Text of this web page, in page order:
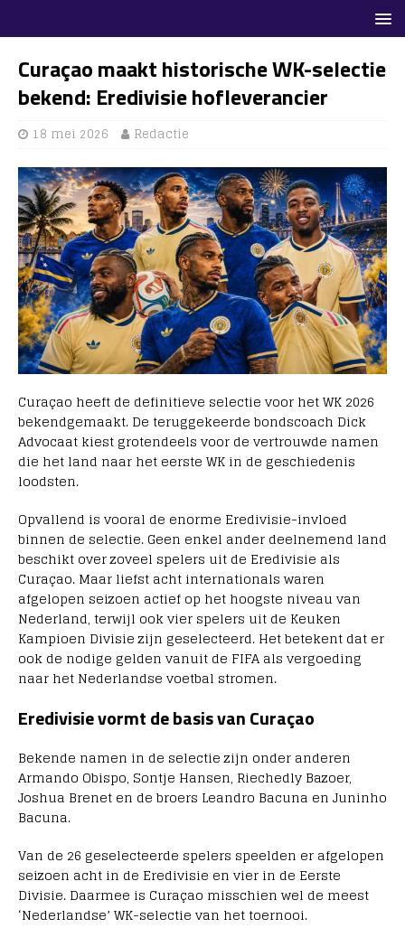
Curaçao maakt historische WK-selectie
bekend: Eredivisie hofleverancier
18 mei 2026 Redactie
Curaçao heeft de definitieve selectie voor het WK 2026
bekendgemaakt. De teruggekeerde bondscoach Dick
Advocaat kiest grotendeels voor de vertrouwde namen
die het land naar het eerste WK in de geschiedenis
loodsten.
Opvallend is vooral de enorme Eredivisie-invloed
binnen de selectie. Geen enkel ander deelnemend land
beschikt over zoveel spelers uit de Eredivisie als
Curaçao. Maar liefst acht internationals waren
afgelopen seizoen actief op het hoogste niveau van
Nederland, terwijl ook vier spelers uit de Keuken
Kampioen Divisie zijn geselecteerd. Het betekent dat er
ook de nodige gelden vanuit de FIFA als vergoeding
naar het Nederlandse voetbal stromen.
Eredivisie vormt de basis van Curaçao
Bekende namen in de selectie zijn onder anderen
Armando Obispo, Sontje Hansen, Riechedly Bazoer,
Joshua Brenet en de broers Leandro Bacuna en Juninho
Bacuna.
Van de 26 geselecteerde spelers speelden er afgelopen
seizoen acht in de Eredivisie en vier in de Eerste
Divisie. Daarmee is Curaçao misschien wel de meest
‘Nederlandse’ WK-selectie van het toernooi.